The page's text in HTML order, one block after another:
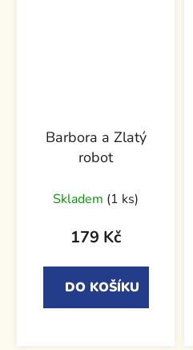
Barbora a Zlatý
robot
Skladem (1 ks)
179 Kč
DO KOŠÍKU